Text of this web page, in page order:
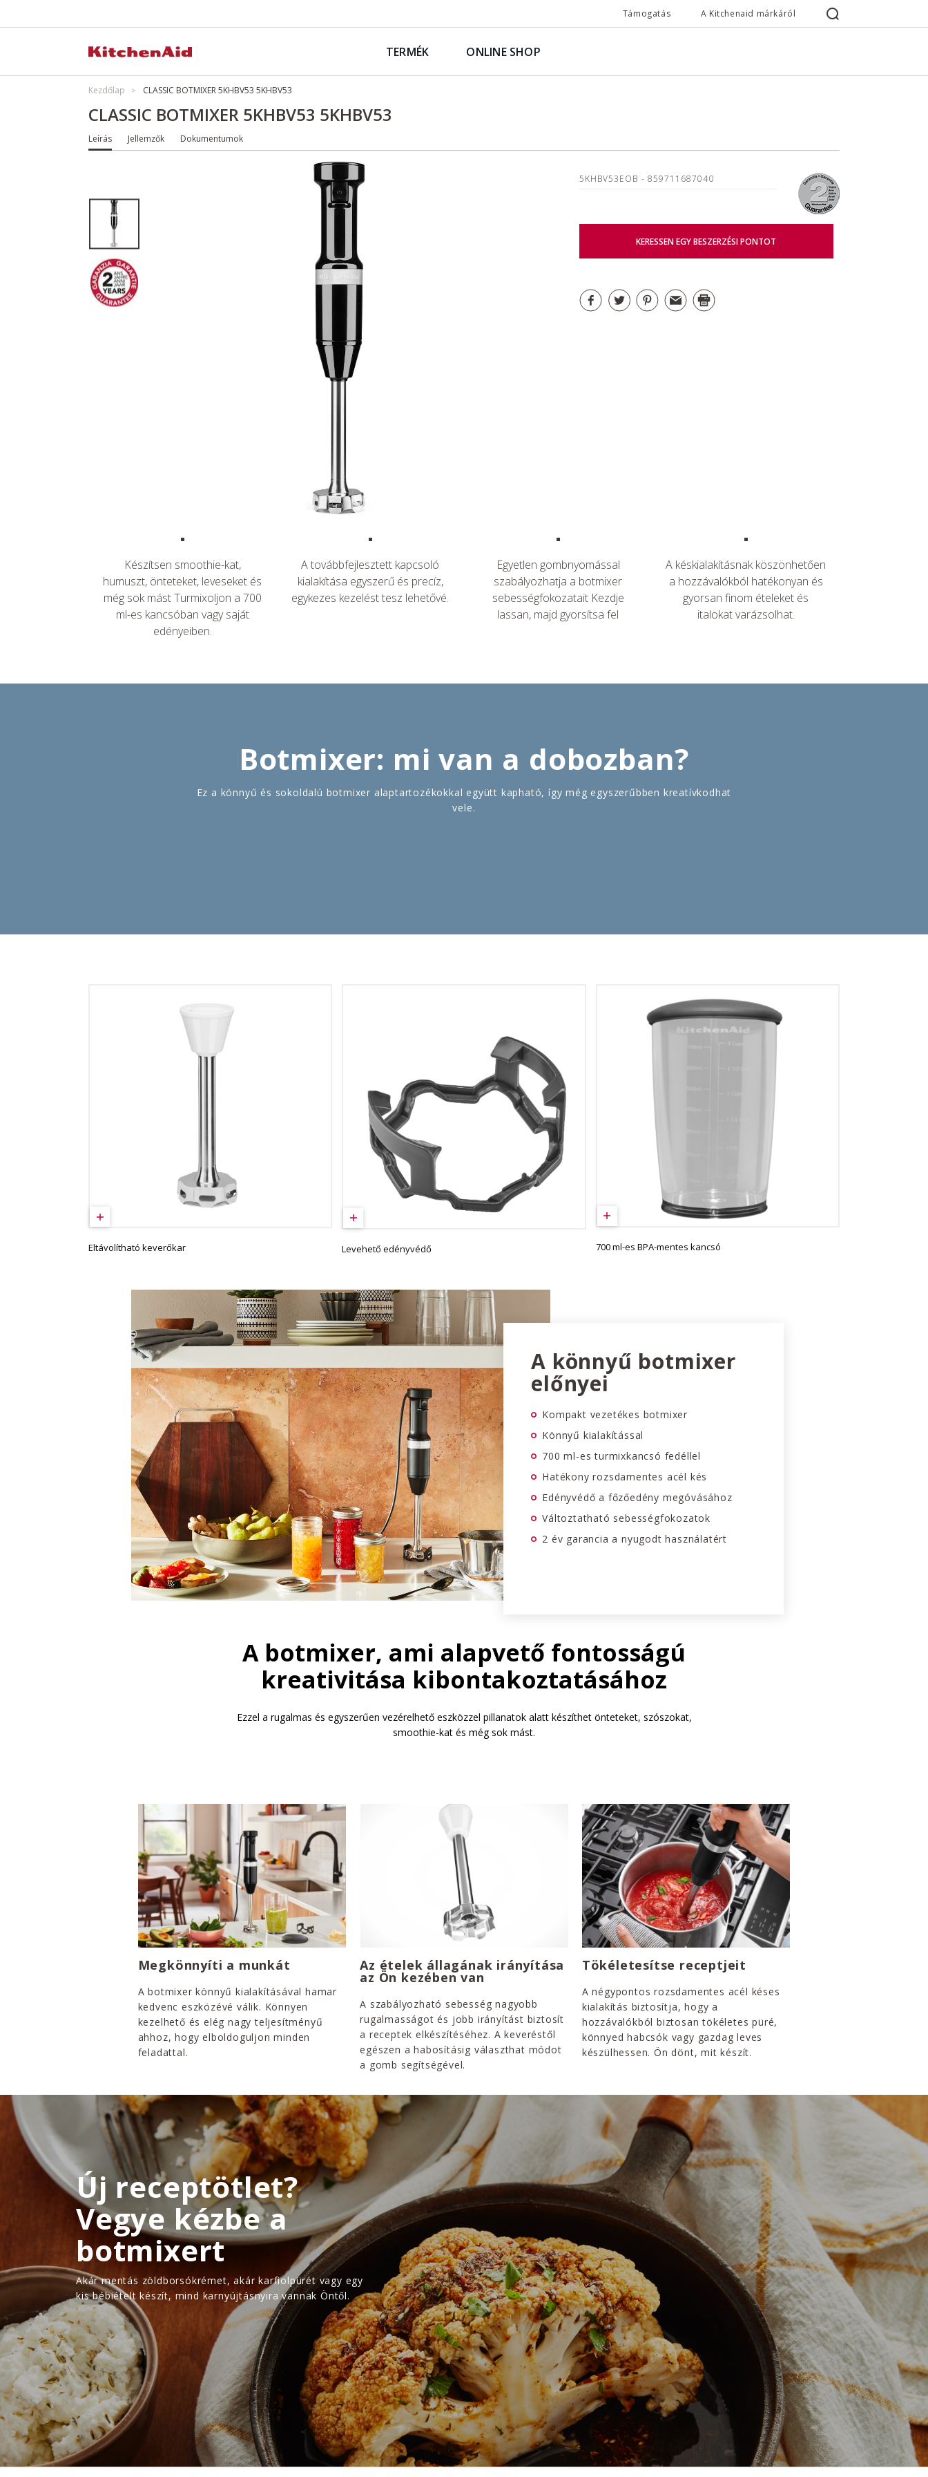
Támogatás A Kitchenaid márkáról
TERMÉK ONLINE SHOP
Kezdőlap CLASSIC BOTMIXER 5KHBV53 5KHBV53
CLASSIC BOTMIXER 5KHBV53 5KHBV53
Leírás Jellemzők Dokumentumok
5KHBV53EOB - 859711687040
KERESSEN EGY BESZERZÉSI PONTOT
Készítsen smoothie-kat,
humuszt, önteteket, leveseket és
még sok mást Turmixoljon a 700
ml-es kancsóban vagy saját
edényeiben.
A továbbfejlesztett kapcsoló
kialakítása egyszerű és precíz,
egykezes kezelést tesz lehetővé.
Egyetlen gombnyomással
szabályozhatja a botmixer
sebességfokozatait Kezdje
lassan, majd gyorsítsa fel
A késkialakításnak köszönhetően
a hozzávalókból hatékonyan és
gyorsan finom ételeket és
italokat varázsolhat.
Botmixer: mi van a dobozban?
Ez a könnyű és sokoldalú botmixer alaptartozékokkal együtt kapható, így még egyszerűbben kreatívkodhat
vele.
Eltávolítható keverőkar Levehető edényvédő 700 ml-es BPA-mentes kancsó
A könnyű botmixer
előnyei
Kompakt vezetékes botmixer
Könnyű kialakítással
700 ml-es turmixkancsó fedéllel
Hatékony rozsdamentes acél kés
Edényvédő a főzőedény megóvásához
Változtatható sebességfokozatok
2 év garancia a nyugodt használatért
A botmixer, ami alapvető fontosságú
kreativitása kibontakoztatásához
Ezzel a rugalmas és egyszerűen vezérelhető eszközzel pillanatok alatt készíthet önteteket, szószokat,
smoothie-kat és még sok mást.
Megkönnyíti a munkát
A botmixer könnyű kialakításával hamar
kedvenc eszközévé válik. Könnyen
kezelhető és elég nagy teljesítményű
ahhoz, hogy elboldoguljon minden
feladattal.
Az ételek állagának irányítása
az Ön kezében van
A szabályozható sebesség nagyobb
rugalmasságot és jobb irányítást biztosít
a receptek elkészítéséhez. A keveréstől
egészen a habosításig választhat módot
a gomb segítségével.
Tökéletesítse receptjeit
A négypontos rozsdamentes acél késes
kialakítás biztosítja, hogy a
hozzávalókból biztosan tökéletes püré,
könnyed habcsók vagy gazdag leves
készülhessen. Ön dönt, mit készít.
Új receptötlet?
Vegye kézbe a
botmixert
Akár mentás zöldborsókrémet, akár karfiolpürét vagy egy
kis bébiételt készít, mind karnyújtásnyira vannak Öntől.